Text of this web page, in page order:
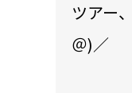
ツアー
＠)／